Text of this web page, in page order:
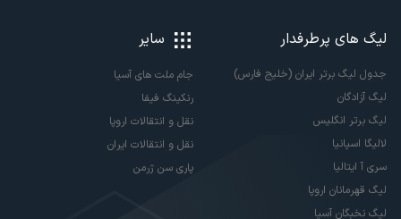
لیگ های پرطرفدار
جدول لیگ برتر ایران (خلیج فارس)
لیگ آزادگان
لیگ برتر انگلیس
لالیگا اسپانیا
سری آ ایتالیا
لیگ قهرمانان اروپا
لیگ نخبگان آسیا
سایر
جام ملت های آسیا
رنکینگ فیفا
نقل و انتقالات اروپا
نقل و انتقالات ایران
پاری سن ژرمن